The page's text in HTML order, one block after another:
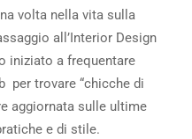
volta nella vita sulla
all’Interior Design
iniziato a frequentare
per trovare “chicche di
aggiornata sulle ultime
e di stile.